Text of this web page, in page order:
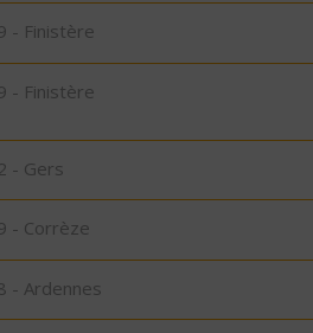
- Finistère
- Finistère
- Gers
- Corrèze
- Ardennes